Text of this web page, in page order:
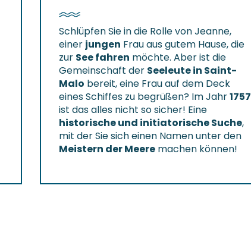
Schlüpfen Sie in die Rolle von Jeanne,
einer jungen Frau aus gutem Hause, die
zur See fahren möchte. Aber ist die
Gemeinschaft der Seeleute in Saint-
Malo bereit, eine Frau auf dem Deck
eines Schiffes zu begrüßen? Im Jahr1757
ist das alles nicht so sicher! Eine
historische und initiatorische Suche,
mit der Sie sich einen Namen unter den
Meistern der Meere machen können!